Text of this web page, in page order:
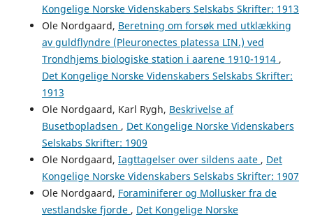
Kongelige Norske Videnskabers Selskabs Skrifter: 1913
Ole Nordgaard, Beretning om forsøk med utklækking
av guldflyndre (Pleuronectes platessa LIN.) ved
Trondhjems biologiske station i aarene 1910-1914 ,
Det Kongelige Norske Videnskabers Selskabs Skrifter:
1913
Ole Nordgaard, Karl Rygh, Beskrivelse af
Busetbopladsen , Det Kongelige Norske Videnskabers
Selskabs Skrifter: 1909
Ole Nordgaard, Iagttagelser over sildens aate , Det
Kongelige Norske Videnskabers Selskabs Skrifter: 1907
Ole Nordgaard, Foraminiferer og Mollusker fra de
vestlandske fjorde , Det Kongelige Norske